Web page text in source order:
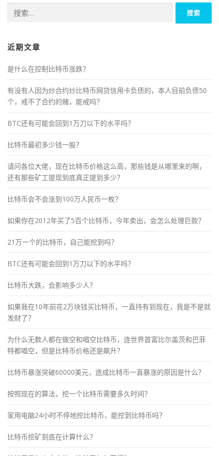
索：
近期文章
是什么在控制比特币涨跌？
有没有人因为炒合约炒比特币网贷信用卡负债的，本人目前负债50
个，戒不了合约的赌，能戒吗？
BTC还有可能会回到1万刀以下的水平吗？
比特币最初多少钱一股？
请问各位大佬，现在比特币价格这么高，那些钱是从哪里来的啊，
还有那些矿工提现到底真正提到多少？
比特币会不会涨到100万人民币一枚？
如果你在2012年买了5百个比特币，今年卖出，会怎么处理巨款？
21万一个的比特币，自己能挖到吗？
BTC还有可能会回到1万刀以下的水平吗？
比特币大跌，会影响多少人？
如果我在10年前花2万块钱买比特币，一直持有到现在，我是不是就
发财了？
为什么无数人都在做空和唱空比特币，连世界首富比尔盖茨和巴菲
特都唱空，但是比特币价格还是飙升？
比特币暴涨突破60000美元，造成比特币一直暴涨的原因是什么？
按照现在的算法，挖一个比特币需要多久时间？
家用电脑24小时不停地挖比特币，能挖到比特币吗？
比特币挖矿到底在计算什么？